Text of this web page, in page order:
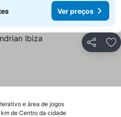
Ver preços
Partilhar
e área de jogosVer preços
de Centro da cidade